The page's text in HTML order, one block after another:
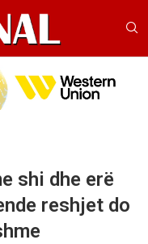
shi dhe erë
reshjet do